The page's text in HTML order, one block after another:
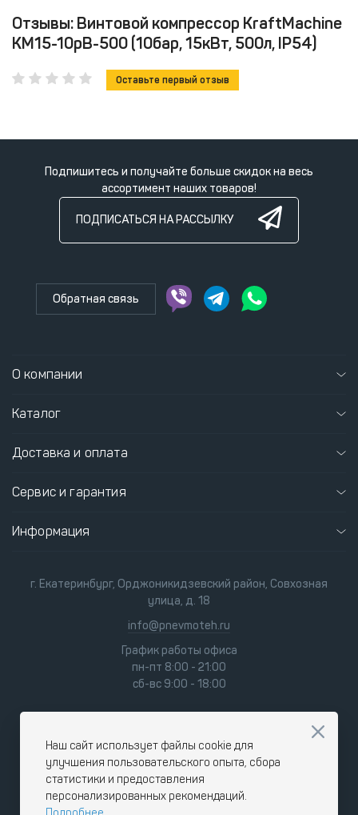
Отзывы: Винтовой компрессор KraftMachine
КМ15-10рВ-500 (10бар, 15кВт, 500л, IP54)
Оставьте первый отзыв
Подпишитесь и получайте больше скидок на весь
ассортимент наших товаров!
ПОДПИСАТЬСЯ НА РАССЫЛКУ
Обратная связь
О компании
Каталог
Доставка и оплата
Сервис и гарантия
Информация
г. Екатеринбург, Орджоникидзевский район, Совхозная
улица, д. 18
info@pnevmoteh.ru
График работы офиса
пн-пт 8:00 - 21:00
сб-вс 9:00 - 18:00
Наш сайт использует файлы cookie для
улучшения пользовательского опыта, сбора
статистики и предоставления
персонализированных рекомендаций.